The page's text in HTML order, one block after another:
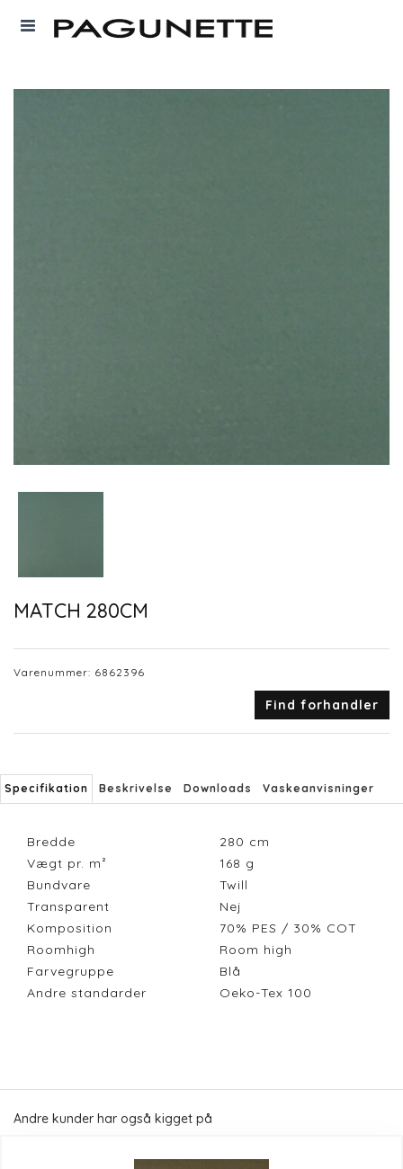
MATCH 280CM
Varenummer: 6862396
Find forhandler
Specifikation Beskrivelse Downloads Vaskeanvisninger
Bredde 280 cm
Vægt pr. m²
168 g
Bundvare
Twill
Transparent
Nej
Komposition
70% PES / 30% COT
Roomhigh
Room high
Farvegruppe
Blå
Andre standarder
Oeko-Tex 100
Andre kunder har også kigget på